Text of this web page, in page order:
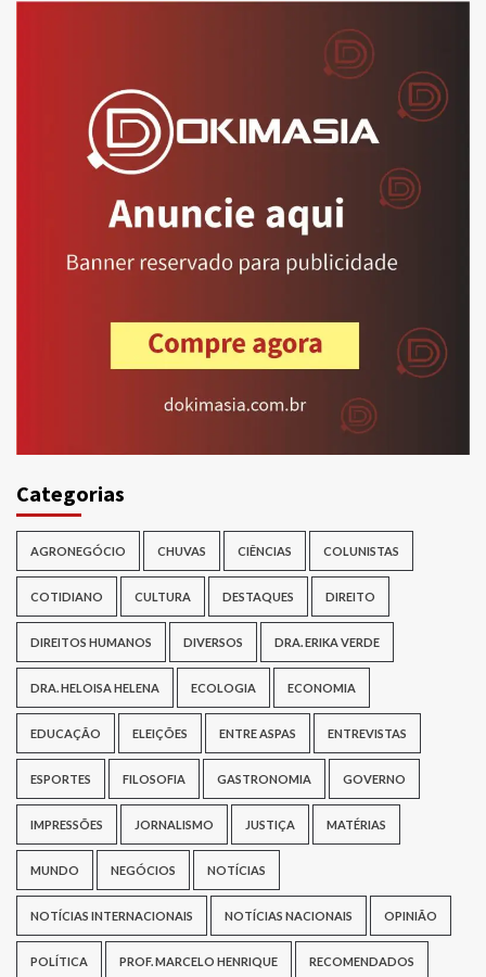
Categorias
AGRONEGÓCIO CHUVAS CIÊNCIAS COLUNISTAS
COTIDIANO CULTURA DESTAQUES DIREITO
DIREITOS HUMANOS DIVERSOS DRA. ERIKA VERDE
DRA. HELOISA HELENA ECOLOGIA ECONOMIA
EDUCAÇÃO ELEIÇÕES ENTRE ASPAS ENTREVISTAS
ESPORTES FILOSOFIA GASTRONOMIA GOVERNO
IMPRESSÕES JORNALISMO JUSTIÇA MATÉRIAS
MUNDO NEGÓCIOS NOTÍCIAS
NOTÍCIAS INTERNACIONAIS NOTÍCIAS NACIONAIS OPINIÃO
POLÍTICA PROF. MARCELO HENRIQUE RECOMENDADOS